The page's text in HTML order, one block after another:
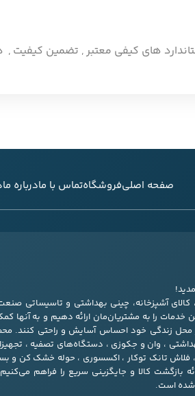
های کیفی معتبر , تضمین کیفیت ,
صفحه اصلیفروشگاهتماس با مادرباره ما
آشپزخانه، چینی بهداشتی و تاسیساتی
را به مشتریان‌مان ارائه دهیم و به آنها
محل زندگی خود احساس آسایش و راحتی کنند.
، وان و جکوزی ، دستگاه‌های تصفیه ،
فلاش تانک توکار ، اکسسوری ، حوله خشک کن و
بازگشت کالا و جایگزینی سریع را فراهم
شده است.